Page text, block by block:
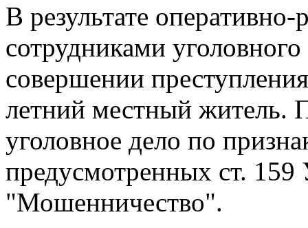
В результате
сотрудниками
совершении
летний местный житель.
уголовное дело по
предусмотренных ст. 159
"Мошенничество".